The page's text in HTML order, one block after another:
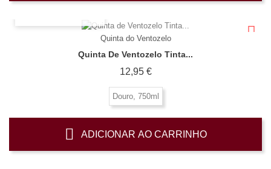
Quinta do Ventozelo
Quinta De Ventozelo Tinta...
12,95 €Preço
Douro, 750ml
ADICIONAR AO CARRINHO